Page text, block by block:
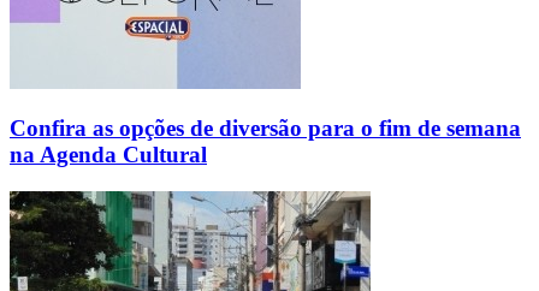
Confira as opções de diversão para o fim de semana
na Agenda Cultural